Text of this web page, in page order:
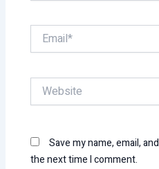
Email*
Website
Save my name, email,
the next time I comment.